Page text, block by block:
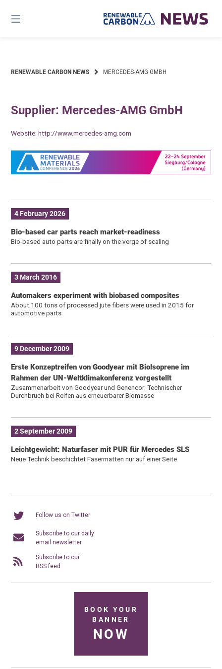
content
RENEWABLE CARBON NEWS MERCEDES-AMG GMBH
Supplier: Mercedes-AMG GmbH
Website:http://www.mercedes-amg.com
4 February 2026
Bio-based car parts reach market-readiness
Bio-based auto parts are finally on the verge of scaling
3 March 2016
Automakers experiment with biobased composites
About 100 tons of processed jute fibers were used in 2015 for
automotive parts
9 December 2009
Erste Konzeptreifen von Goodyear mit Biolsoprene im
Rahmen der UN-Weltklimakonferenz vorgestellt
Zusammenarbeit von Goodyear und Genencor: Technischer
Durchbruch bei Reifen aus erneuerbarer Biomasse
2 September 2009
Leichtgewicht: Naturfaser mit PUR für Mercedes SLS
Neue Technik beschichtet Fasermatten nur auf einer Seite
Follow us on Twitter
Subscribe to our daily
email newsletter
Subscribe to our
RSS feed
BOOK YOUR
BANNER
NOW